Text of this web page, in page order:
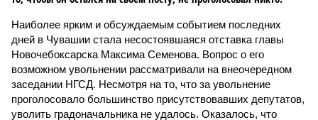
Наиболее ярким и обсуждаемым событием последних
дней в Чувашии стала несостоявшаяся отставка главы
Новочебоксарска Максима Семенова. Вопрос о его
возможном увольнении рассматривали на внеочередном
заседании НГСД. Несмотря на то, что за увольнение
проголосовало большинство присутствовавших депутатов,
уволить градоначальника не удалось. Оказалось, что